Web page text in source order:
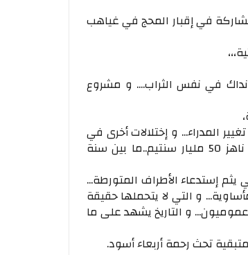
في إقبار المحج في غياهب
في نفس الثراب.... و مشروع
المدراء... و إختلالات أخرى في
إقتناء العقارات، و أموال تضخ في ميزانية لاصونداك... ما ناهز 50 مليار سنتيم..ما بين سنة
إستدعاء الأطراف المتورطة...
و التي لا يتحملها حقيقة
و التاريخ يشهد على ما
تحث رحمة أربعاء أسود.